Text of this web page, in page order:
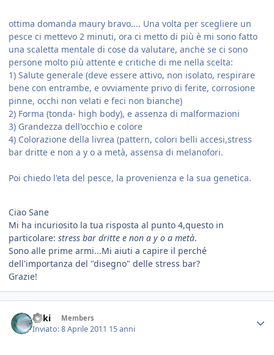
ottima domanda maury bravo.... Una volta per scegliere un
pesce ci mettevo 2 minuti, ora ci metto di più è mi sono fatto
una scaletta mentale di cose da valutare, anche se ci sono
persone molto più attente e critiche di me nella scelta:
1) Salute generale (deve essere attivo, non isolato, respirare
bene con entrambe, e ovviamente privo di ferite, corrosione
pinne, occhi non velati e feci non bianche)
2) Forma (tonda- high body), e assenza di malformazioni
3) Grandezza dell'occhio e colore
4) Colorazione della livrea (pattern, colori belli accesi,stress
bar dritte e non a y o a metà, assensa di melanofori.
Poi chiedo l'eta del pesce, la provenienza e la sua genetica.
Ciao Sane
Mi ha incuriosito la tua risposta al punto 4,questo in
particolare: stress bar dritte e non a y o a metà.
Sono alle prime armi...Mi aiuti a capire il perché
dell'importanza del "disegno" delle stress bar?
Grazie!
Enki Members
Inviato:8 Aprile 2011 15 anni